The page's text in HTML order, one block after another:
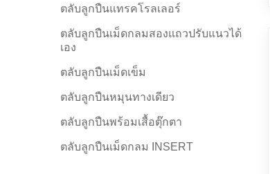
ตลับลูกปืนแทรคโรลเลอร์
ตลับลูกปืนเม็ดกลมสองแถวปรับแนวได้
เอง
ตลับลูกปืนเม็ดเข็ม
ตลับลูกปืนหมุนทางเดียว
ตลับลูกปืนพร้อมเสื้อตุ๊กตา
ตลับลูกปืนเม็ดกลม INSERT